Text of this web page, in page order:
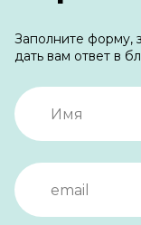
Заполните форму,
дать вам ответ в